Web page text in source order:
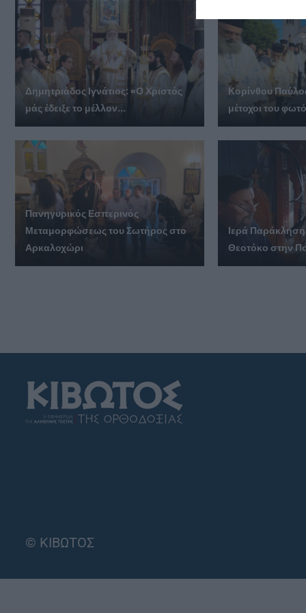
Δημητριάδος Ιγνάτιος: «Ο Χριστός
μάς έδειξε το μέλλον...
Κορίνθου
μέτοχοι του
Πανηγυρικός Εσπερινός
Μεταμορφώσεως του Σωτήρος στο
Αρκαλοχώρι
Ιερά
Θεοτόκο στην
© ΚΙΒΩΤΟΣ